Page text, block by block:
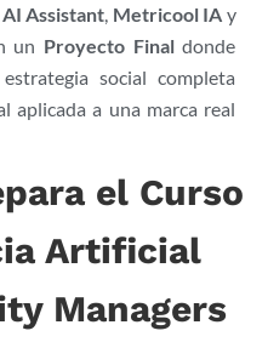
Assistant Metricool IA y
un Proyecto Finaldonde
social completa
aplicada a una marca real
el Curso
Artificial
Managers